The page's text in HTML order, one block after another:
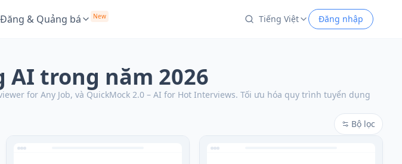
Đăng & Quảng bá New Tiếng Việt Đăng nhập
AI trong năm 2026
for Any Job, và QuickMock 2.0 – AI for Hot Interviews. Tối ưu hóa quy trình tuyển dụng
Bộ lọc